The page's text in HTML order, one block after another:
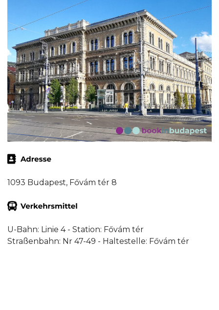
1093 Budapest, Fővám tér 8
U-Bahn: Linie 4 - Station: Fővám tér
Straßenbahn: Nr 47-49 - Haltestelle: Fővám tér